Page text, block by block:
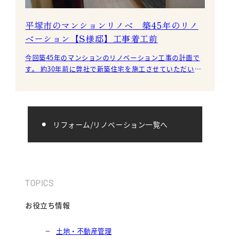
平塚市のマンションリノベ 築45年のリノ
ベーション【S様邸】工事着工前
今回築45年のマンションのリノベーション工事の計画で
す。 約30年前に弊社で新築住宅を施工させていただいた
リフォーム/リノベーション一覧へ
TOPICS
お役立ち情報
土地・不動産管理